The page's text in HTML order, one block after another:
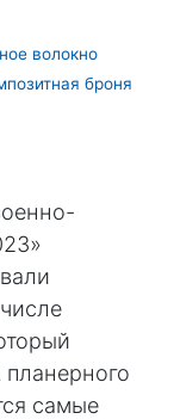
волокно
броня
самые